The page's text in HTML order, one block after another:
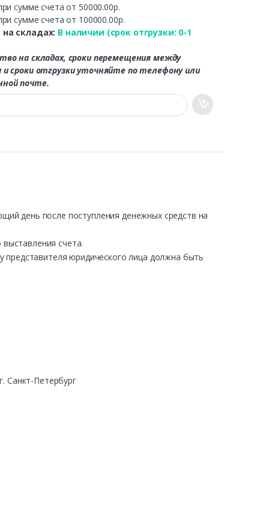
сумме счета от 50000.00р.
сумме счета от 100000.00р.
складах: В наличии (срок отгрузки: 0-1
на складах, сроки перемещения между
и сроки отгрузки уточняйте по телефону или
почте.
день после поступления денежных средств на
счета.
представителя юридического лица должна быть
Санкт-Петербург